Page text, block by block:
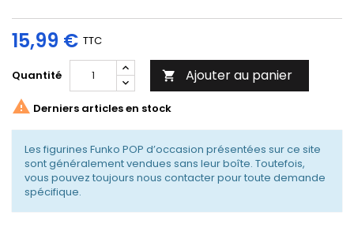
15,99 € TTC
Quantité  Ajouter au panier
 Derniers articles en stock
Les figurines Funko POP d’occasion présentées sur ce site
sont généralement vendues sans leur boîte. Toutefois,
vous pouvez toujours nous contacter pour toute demande
spécifique.